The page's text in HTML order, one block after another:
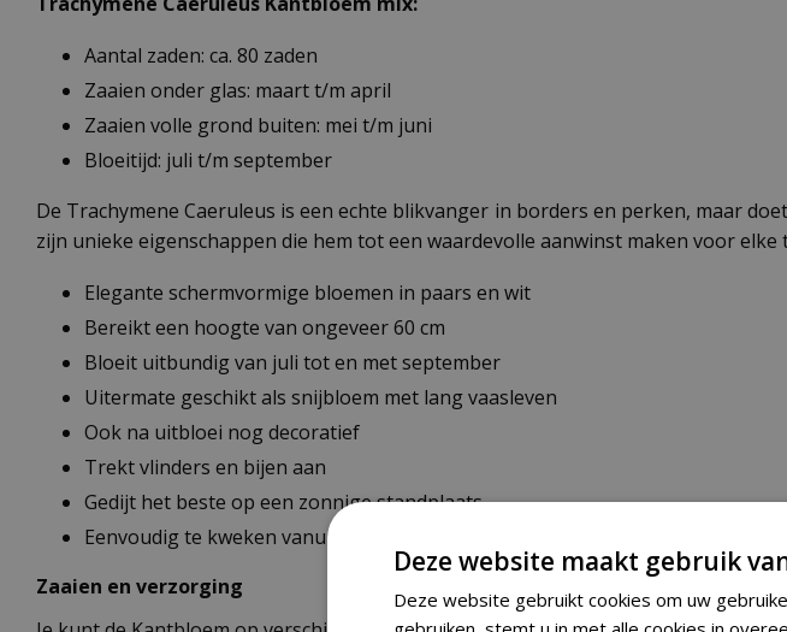
Aantal zaden: ca. 80 zaden
Zaaien onder glas: maart t/m april
Zaaien volle grond buiten: mei t/m juni
Bloeitijd: juli t/m september
De Trachymene Caeruleus is een echte blikvanger in borders en perken, maar
zijn unieke eigenschappen die hem tot een waardevolle aanwinst maken voor elke
Elegante schermvormige bloemen in paars en wit
Bereikt een hoogte van ongeveer 60 cm
Bloeit uitbundig van juli tot en met september
Uitermate geschikt als snijbloem met lang vaasleven
Ook na uitbloei nog decoratief
Trekt vlinders en bijen aan
Gedijt het beste op een zonnige standplaats
Eenvoudig te kweken vanuit zaad
Zaaien en verzorging
Deze website maakt gebruik
Deze website gebruikt cookies om uw